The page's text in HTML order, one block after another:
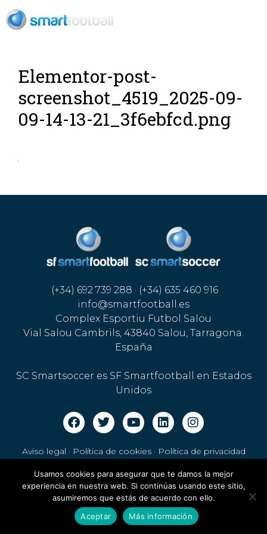
Elementor-post-
screenshot_4519_2025-09-
09-14-13-21_3f6ebfcd.png
(+34) 692 739 288 · (+34) 635 460 916
info@smartfootball.es
Complex Esportiu Futbol Salou
Vial Salou Cambrils, 43840 Salou, Tarragona.
España
SC Smartsoccer es SF Smartfootball en Estados
Unidos
Aviso legal · Política de cookies· Política de privacidad
Usamos cookies para asegurar que te damos la mejor
experiencia en nuestra web. Si continúas usando este sitio,
asumiremos que estás de acuerdo con ello.
Aceptar
Más información